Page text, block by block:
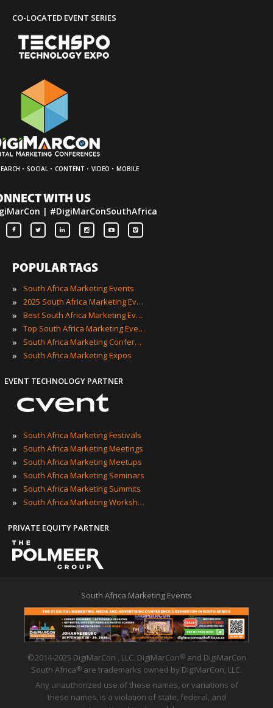
CO-LOCATED EVENT SERIES
· SOCIAL · CONTENT · VIDEO · MOBILE
WITH US
| #DigiMarConSouthAfrica
POPULAR TAGS
»
South Africa Marketing Events
» 2025 South Africa Marketing Events
» Best South Africa Marketing Events
» Top South Africa Marketing Events
» South Africa Marketing Conferences
» South Africa Marketing Expos
EVENT TECHNOLOGY PARTNER
» South Africa Marketing Festivals
» South Africa Marketing Meetings
» South Africa Marketing Meetups
» South Africa Marketing Seminars
» South Africa Marketing Summits
» South Africa Marketing Workshops
PRIVATE EQUITY PARTNER
South Africa Marketing Events
©2014-2025 DigiMarCon , LLC. DigiMarCon®
and DigiMarCon
South Africa®
are trademarks owned by DigiMarCon, LLC.
Any unauthorized use of these names, or variations of
these names, is a violation of state, federal, and